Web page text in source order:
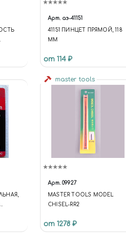
Арт. аэ-41151
41151 ПИНЦЕТ ПРЯМОЙ, 118
ММ
от 114 ₽
master tools
Арт. 09927
MASTER TOOLS MODEL
CHISEL-RR2
от 1278 ₽